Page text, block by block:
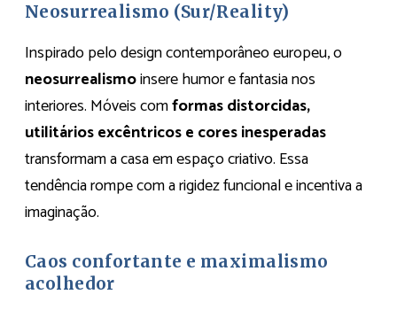
Neosurrealismo (Sur/Reality)
Inspirado pelo design contemporâneo europeu, o
neosurrealismoinsere humor e fantasia nos
interiores. Móveis comformas distorcidas,
utilitários excêntricos e cores inesperadas
transformam a casa em espaço criativo. Essa
tendência rompe com a rigidez funcional e incentiva a
imaginação.
Caos confortante e maximalismo
acolhedor